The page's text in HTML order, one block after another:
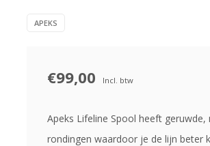
APEKS
€99,00 Incl. btw
Apeks Lifeline Spool heeft
rondingen waardoor je de lijn beter